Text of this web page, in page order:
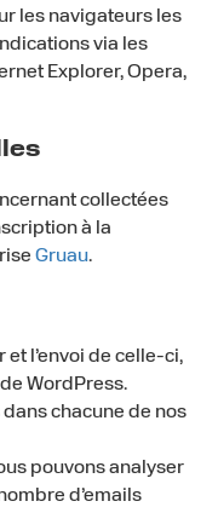
les navigateurs les
via les
Explorer, Opera,
collectées
à la
Gruau.
et l’envoi de celle-ci,
WordPress.
chacune de nos
pouvons analyser
d’emails